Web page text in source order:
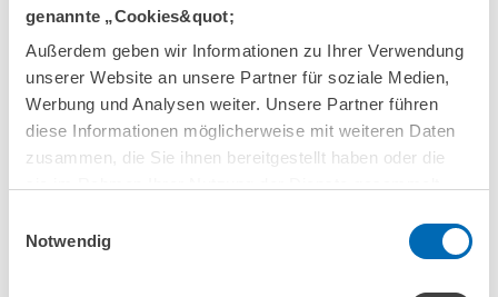
genannte „Cookies&quot;
Außerdem geben wir Informationen zu Ihrer Verwendung
unserer Website an unsere Partner für soziale Medien,
Werbung und Analysen weiter. Unsere Partner führen
diese Informationen möglicherweise mit weiteren Daten
zusammen, die Sie ihnen bereitgestellt haben oder die
Notwendig